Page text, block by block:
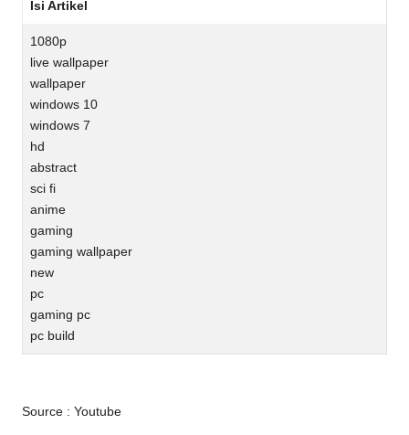
Isi Artikel
1080p
live wallpaper
wallpaper
windows 10
windows 7
hd
abstract
sci fi
anime
gaming
gaming wallpaper
new
pc
gaming pc
pc build
Source : Youtube